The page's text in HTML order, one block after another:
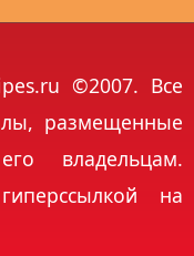
©2007. Все
размещенные
владельцам.
на